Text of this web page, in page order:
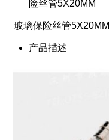
险丝管5X20MM
玻璃保险丝管5X20MM
产品描述